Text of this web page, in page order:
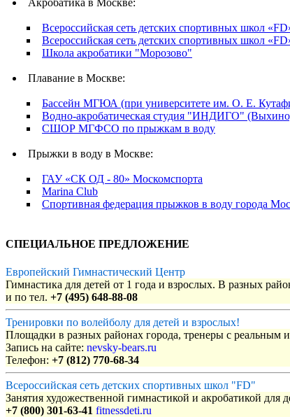
Акробатика в Москве:
Всероссийская сеть детских спортивных школ
Всероссийская сеть детских спортивных школ
Школа акробатики "Морозово"
Плавание в Москве:
Бассейн МГЮА (при университете им. О. Е.
Водно-акробатическая студия "ИНДИГО"
СШОР МГФСО по прыжкам в воду
Прыжки в воду в Москве:
ГАУ «СК ОД - 80» Москомспорта
Marina Club
Спортивная федерация прыжков в воду города
СПЕЦИАЛЬНОЕ ПРЕДЛОЖЕНИЕ
Европейский Гимнастический Центр
Гимнастика для детей от 1 года и взрослых. В разных
и по тел. +7 (495) 648-88-08
Тренировки по волейболу для детей и взрослых!
Площадки в разных районах города, тренеры с реальным
Запись на сайте: nevsky-bears.ru
Телефон: +7 (812) 770-68-34
Всероссийская сеть детских спортивных школ "FD"
Занятия художественной гимнастикой и акробатикой
+7 (800) 301-63-41 fitnessdeti.ru